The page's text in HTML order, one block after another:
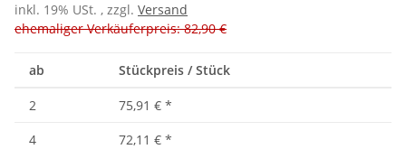
inkl. 19% USt. , zzgl. Versand
ehemaliger Verkäuferpreis: 82,90 €
ab Stückpreis / Stück
2 75,91 € *
4
72,11 € *